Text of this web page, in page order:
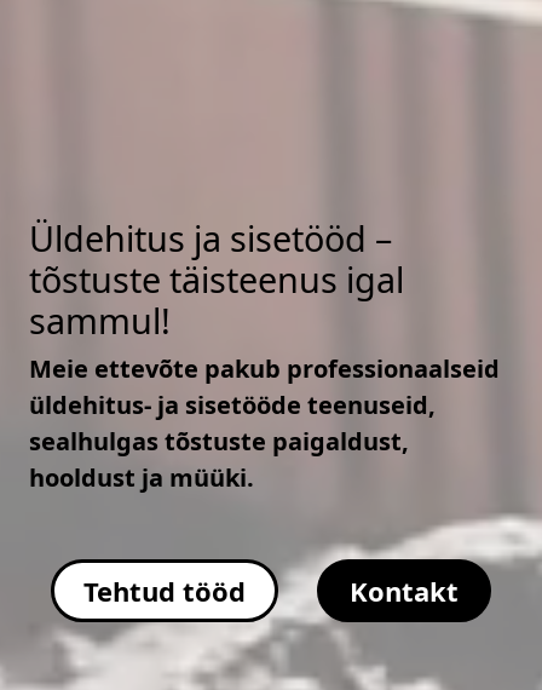
Üldehitus ja sisetööd –
tõstuste täisteenus igal
sammul!
Meie ettevõte pakub professionaalseid
üldehitus- ja sisetööde teenuseid,
sealhulgas tõstuste paigaldust,
hooldust ja müüki.
Tehtud tööd Kontakt